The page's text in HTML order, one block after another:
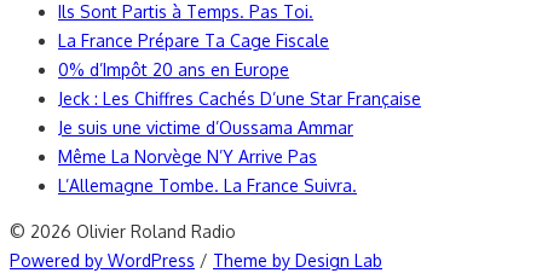
Ils Sont Partis à Temps. Pas Toi.
La France Prépare Ta Cage Fiscale
0% d’Impôt 20 ans en Europe
Jeck : Les Chiffres Cachés D’une Star Française
Je suis une victime d’Oussama Ammar
Même La Norvège N’Y Arrive Pas
L’Allemagne Tombe. La France Suivra.
© 2026 Olivier Roland Radio
Powered by WordPress / Theme by Design Lab